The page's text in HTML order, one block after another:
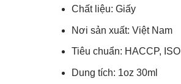
Chất liệu: Giấy
Nơi sản xuất: Việt Nam
Tiêu chuẩn: HACCP,
Dung tích: 1oz 30ml